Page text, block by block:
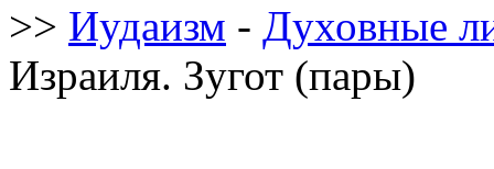
>> Иудаизм - Духовные
Израиля. Зугот (пары)